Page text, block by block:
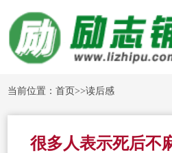
当前位置：首页>>读后感
很多人表示死后不